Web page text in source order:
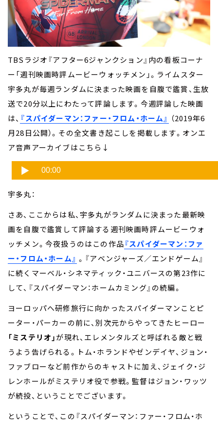
TBSラジオ『アフター6ジャンクション』内の看板コーナ
ー「週刊映画時評ムービーウォッチメン」。ライムスター
宇多丸が毎週ランダムに決まった映画を自腹で鑑賞、生放
送で20分以上にわたって評論します。今週評論した映画
は、 『スパイダーマン：ファー・フロム・ホーム』 （2019年6
月28日公開）。その全文書き起こしを掲載します。オンエ
ア音声アーカイブはこちら↓
宇多丸：
さあ、ここからは私、宇多丸がランダムに決まった最新映
画を自腹で鑑賞して評論する週刊映画時評ムービーウォ
ッチメン。今夜扱うのはこの作品『スパイダーマン：ファ
ー・フロム・ホーム』 。『アベンジャーズ／エンドゲーム』
に続くマーベル・シネマティック・ユニバースの第23作に
して、『スパイダーマン：ホームカミング』の続編。
ヨーロッパへ研修旅行に向かったスパイダーマンことピ
ーター・パーカーの前に、別次元からやってきたヒーロー
「ミステリオ」が現れ、エレメンタルズと呼ばれる敵と戦
うよう告げられる。トム・ホランドやゼンデイヤ、ジョン・
ファブローなど前作からのキャストに加え、ジェイク・ジ
レンホールがミステリオ役で参戦。監督はジョン・ワッツ
が続投、ということでございます。
ということで、この『スパイダーマン：ファー・フロム・ホ